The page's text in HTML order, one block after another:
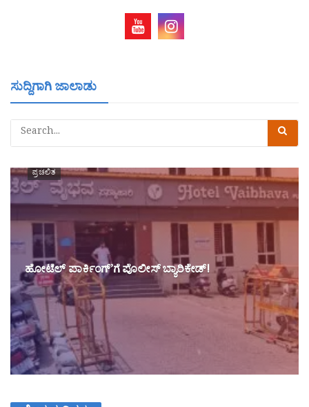
ಸುದ್ದಿಗಾಗಿ ಜಾಲಾಡು
ಪ್ರಚಲಿತ
ಹೋಟೆಲ್ ಪಾರ್ಕಿಂಗ್’ಗೆ ಪೊಲೀಸ್ ಬ್ಯಾರಿಕೇಡ್!